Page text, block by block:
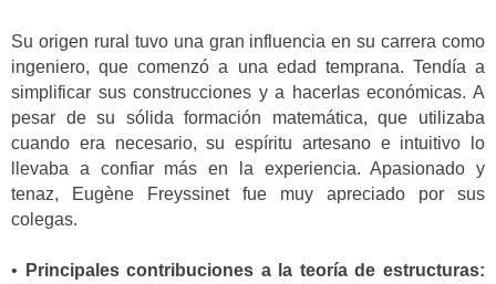
Su origen rural tuvo una gran influencia en su carrera como
ingeniero, que comenzó a una edad temprana. Tendía a
simplificar sus construcciones y a hacerlas económicas. A
pesar de su sólida formación matemática, que utilizaba
cuando era necesario, su espíritu artesano e intuitivo lo
llevaba a confiar más en la experiencia. Apasionado y
tenaz, Eugène Freyssinet fue muy apreciado por sus
colegas.
•
Principales contribuciones a la teoría de estructuras: